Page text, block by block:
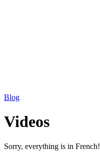
Blog
Videos
Sorry, everything is in French!